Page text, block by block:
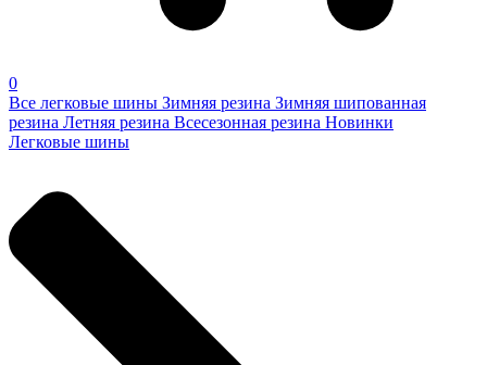
0
Все легковые шины Зимняя резина Зимняя шипованная
резина Летняя резина Всесезонная резина Новинки
Легковые шины